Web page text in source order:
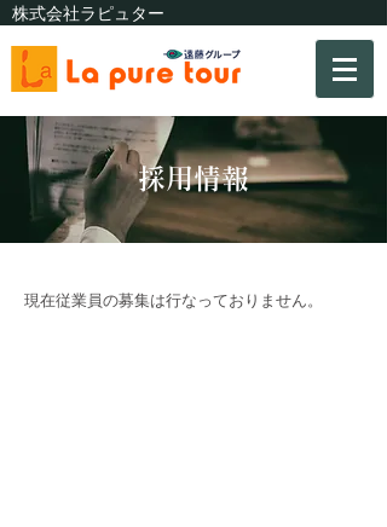
株式会社ラピュター
採用情報
現在従業員の募集は行なっておりません。